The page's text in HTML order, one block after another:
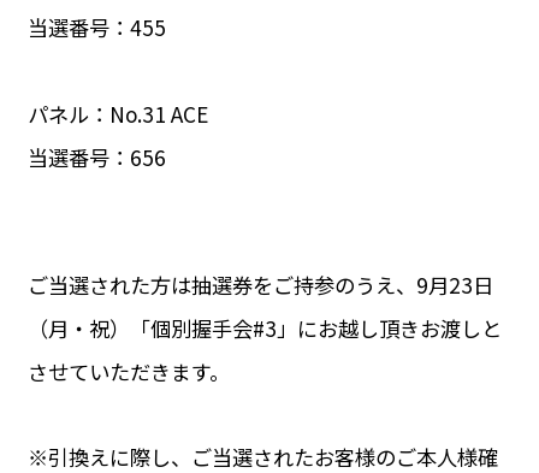
当選番号：455
パネル：No.31 ACE
当選番号：656
ご当選された方は抽選券をご持参のうえ、9月23日
（月・祝）「個別握手会#3」にお越し頂きお渡しと
させていただきます。
※引換えに際し、ご当選されたお客様のご本人様確